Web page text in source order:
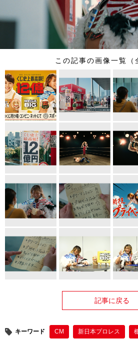
この記事の画像一覧（
記事に戻る
キーワード CM 新日本プロレス